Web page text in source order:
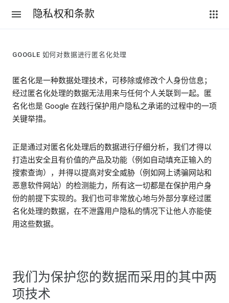
隐私权和条款
GOOGLE 如何对数据进行匿名化处理
匿名化是一种数据处理技术，可移除或修改个人身份信息；
经过匿名化处理的数据无法用来与任何个人关联到一起。匿
名化也是 Google 在践行保护用户隐私之承诺的过程中的一项
关键举措。
正是通过对匿名化处理后的数据进行仔细分析，我们才得以
打造出安全且有价值的产品及功能（例如自动填充正输入的
搜索查询），并得以提高对安全威胁（例如网上诱骗网站和
恶意软件网站）的检测能力，所有这一切都是在保护用户身
份的前提下实现的。我们也可非常放心地与外部分享经过匿
名化处理的数据，在不泄露用户隐私的情况下让他人亦能使
用这些数据。
我们为保护您的数据而采用的其中两
项技术